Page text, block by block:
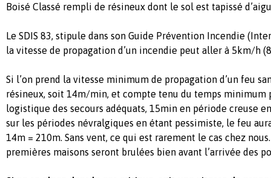
Boisé Classé rempli de résineux dont le sol est tapissé
Le SDIS 83, stipule dans son Guide Prévention Incendie
la vitesse de propagation d’un incendie peut aller à 5km/h
Si l’on prend la vitesse minimum de propagation d’un feu
résineux, soit 14m/min, et compte tenu du temps
logistique des secours adéquats, 15min en période creuse
sur les périodes névralgiques en étant pessimiste, le feu
14m = 210m. Sans vent, ce qui est rarement le cas chez
premières maisons seront brulées bien avant l’arrivée des